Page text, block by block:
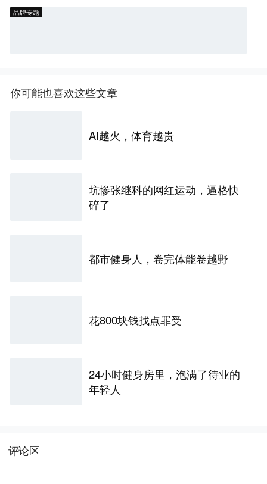
品牌专题
你可能也喜欢这些文章
AI越火，体育越贵
坑惨张继科的网红运动，逼格快
碎了
都市健身人，卷完体能卷越野
花800块钱找点罪受
24小时健身房里，泡满了待业的
年轻人
评论区